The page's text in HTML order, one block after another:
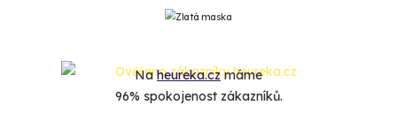
Naheureka.czmáme
96% spokojenost zákazníků.